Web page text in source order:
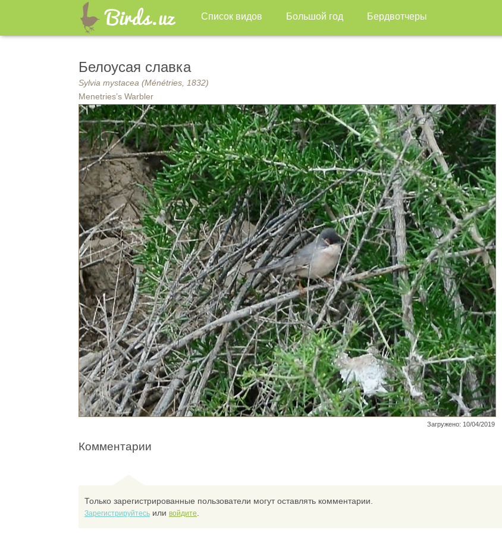
Список видов Большой год Бердвотчеры
Белоусая славка
Sylvia mystacea (Ménétries, 1832)
Menetries’s Warbler
Загружено: 10/04/2019
Комментарии
Только зарегистрированные пользователи могут оставлять комментарии.
Зарегистрируйтесь или войдите